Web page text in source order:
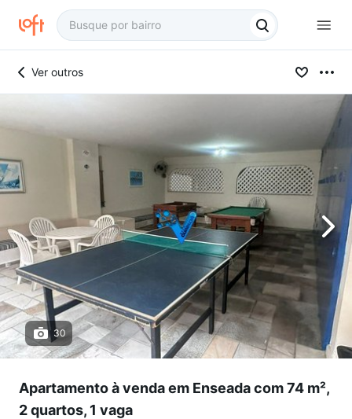
Ver outros
30
Apartamento à venda em Enseada com 74 m²,
2 quartos, 1 vaga